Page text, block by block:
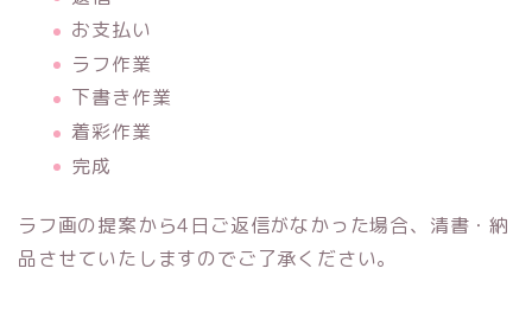
お支払い
ラフ作業
下書き作業
着彩作業
完成
ラフ画の提案から4日ご返信がなかった場合、清書・納
品させていたしますのでご了承ください。